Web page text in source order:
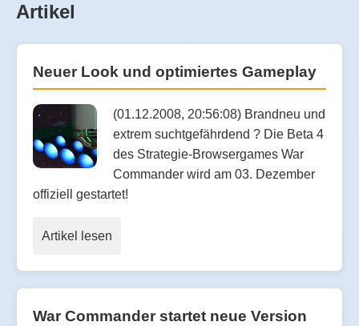
Artikel
Neuer Look und optimiertes Gameplay
(01.12.2008, 20:56:08) Brandneu und
extrem suchtgefährdend ? Die Beta 4
des Strategie-Browsergames War
Commander wird am 03. Dezember
offiziell gestartet!
Artikel lesen
War Commander startet neue Version